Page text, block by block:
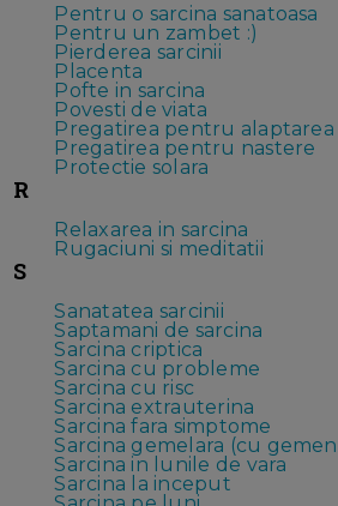
Pentru o sarcina sanatoasa
Pentru un zambet :)
Pierderea sarcinii
Placenta
Pofte in sarcina
Povesti de viata
Pregatirea pentru
Pregatirea pentru nastere
Protectie solara
R
Relaxarea in sarcina
Rugaciuni si meditatii
S
Sanatatea sarcinii
Saptamani de sarcina
Sarcina criptica
Sarcina cu probleme
Sarcina cu risc
Sarcina extrauterina
Sarcina fara simptome
Sarcina gemelara (cu
Sarcina in lunile de vara
Sarcina la inceput